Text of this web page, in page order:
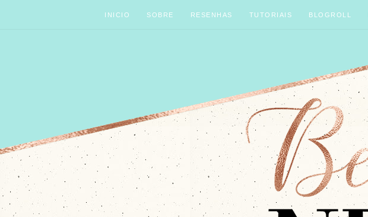
INICIO SOBRE RESENHAS TUTORIAIS BLOGROLL